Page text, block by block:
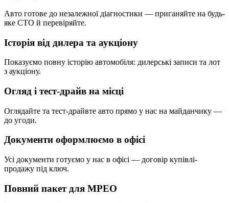
Авто готове до незалежної діагностики — приганяйте на будь-
яке СТО й перевіряйте.
Історія від дилера та аукціону
Показуємо повну історію автомобіля: дилерські записи та лот
з аукціону.
Огляд і тест-драйв на місці
Оглядайте та тест-драйвте авто прямо у нас на майданчику —
до угоди.
Документи оформлюємо в офісі
Усі документи готуємо у нас в офісі — договір купівлі-
продажу під ключ.
Повний пакет для МРЕО